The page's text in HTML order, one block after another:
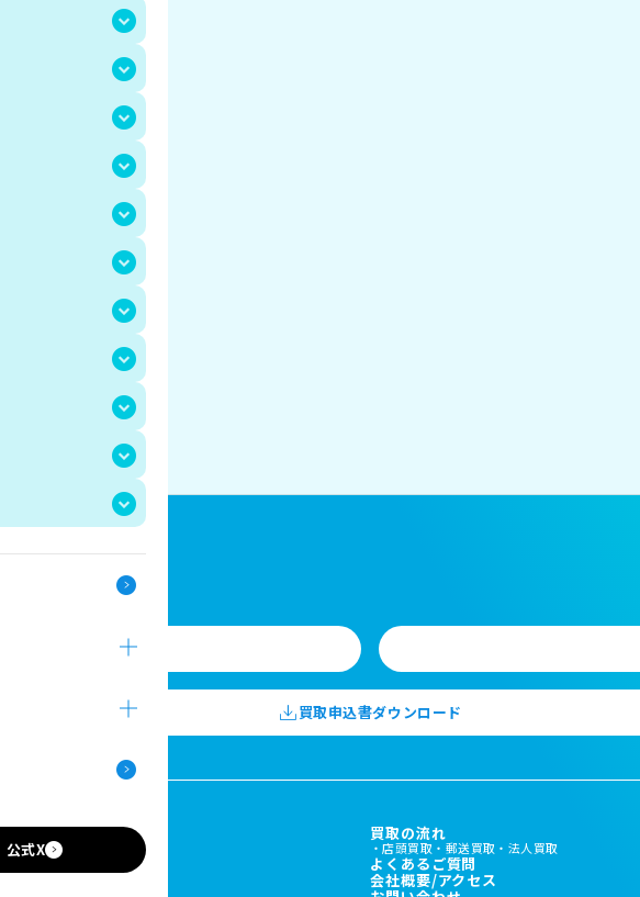
公式X
買取申込書ダウンロード
買取の流れ
店頭買取 郵送買取 法人買取
SIMロックの解除について
よくあるご質問
会社概要/アクセス